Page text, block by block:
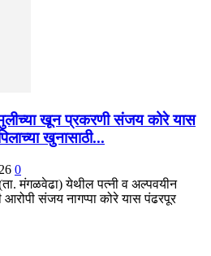
खून प्रकरणी संजय कोरे यास
खुनासाठी...
0
मंगळवेढा) येथील पत्नी व अल्पवयीन
संजय नागप्पा कोरे यास पंढरपूर